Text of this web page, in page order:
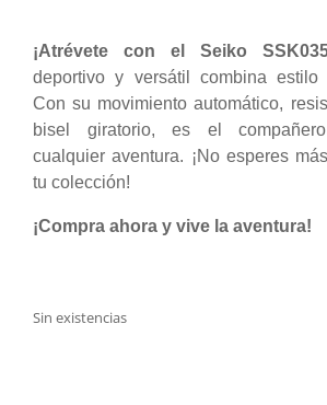
¡Atrévete con el Seiko
deportivo y versátil combina estilo
Con su movimiento automático,
bisel giratorio, es el
cualquier aventura. ¡No esperes
tu colección!
¡Compra ahora y vive la aventura!
Sin existencias